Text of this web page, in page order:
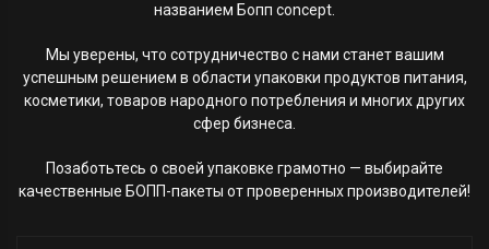
названием Бопп concept.
Мы уверены, что сотрудничество с нами станет вашим
успешным решением в области упаковки продуктов питания,
косметики, товаров народного потребления и многих других
сфер бизнеса.
Позаботьтесь о своей упаковке грамотно — выбирайте
качественные БОПП-пакеты от проверенных производителей!